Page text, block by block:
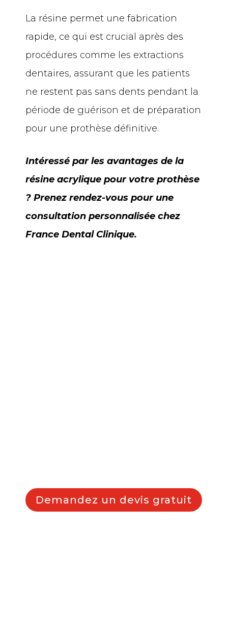
La résine permet une fabrication
rapide, ce qui est crucial après des
procédures comme les extractions
dentaires, assurant que les patients
ne restent pas sans dents pendant la
période de guérison et de préparation
pour une prothèse définitive.
Intéressé par les avantages de la
résine acrylique pour votre prothèse
? Prenez rendez-vous pour une
consultation personnalisée chez
France Dental Clinique.
Demandez un devis gratuit